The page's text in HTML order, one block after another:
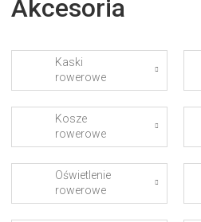
Akcesoria
Kaski
rowerowe
Kosze
rowerowe
Oświetlenie
rowerowe